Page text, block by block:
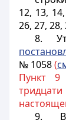
12, 13,
26, 27,
8.
№ 1058(
Пункт 9
9.